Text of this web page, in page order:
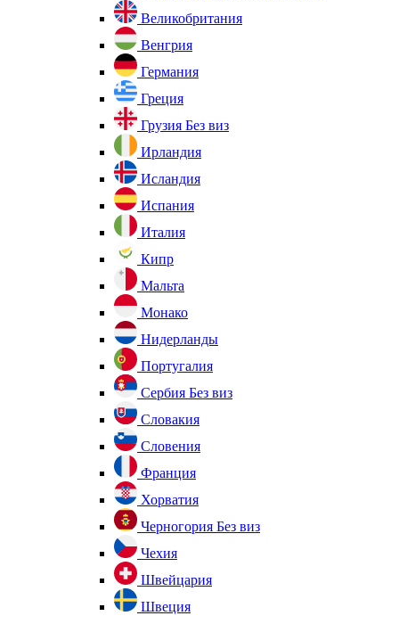
Великобритания
Венгрия
Германия
Греция
Грузия Без виз
Ирландия
Исландия
Испания
Италия
Кипр
Мальта
Монако
Нидерланды
Португалия
Сербия Без виз
Словакия
Словения
Франция
Хорватия
Черногория Без виз
Чехия
Швейцария
Швеция